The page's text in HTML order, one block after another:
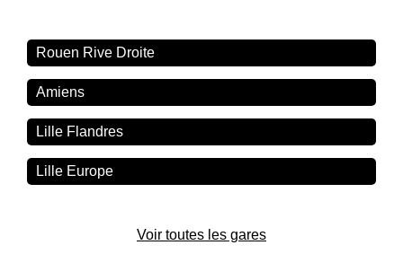
Rouen Rive Droite
Amiens
Lille Flandres
Lille Europe
Voir toutes les gares